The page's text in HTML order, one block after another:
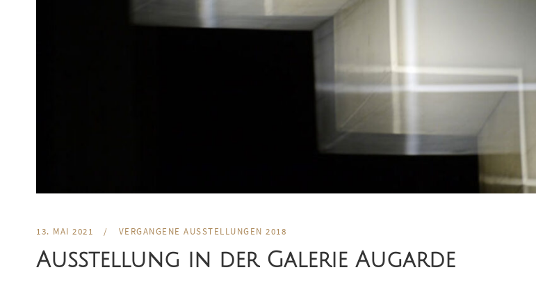
13. MAI 2021 / VERGANGENE AUSSTELLUNGEN 2018
Ausstellung in der Galerie Augarde